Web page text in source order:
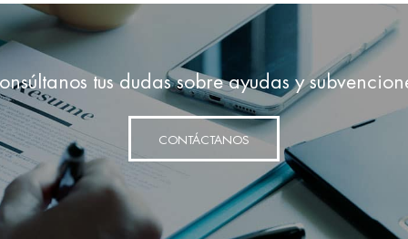
tus dudas sobre ayudas y
CONTÁCTANOS